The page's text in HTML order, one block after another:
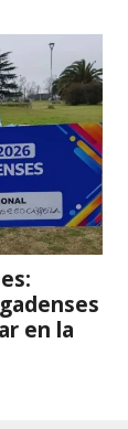
en la